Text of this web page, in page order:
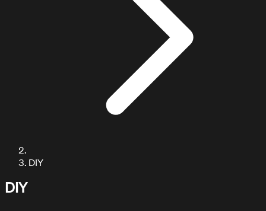
DIY
DIY